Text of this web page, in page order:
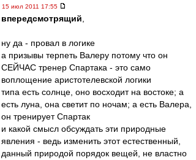
15 июл 2011 17:55
впередсмотрящий
ну да - провал в логике
а призывы терпеть Валеру потому что он
СЕЙЧАС тренер Спартака - это само
воплощение аристотелевской логики
типа есть солнце, оно восходит на востоке; а
есть луна, она светит по ночам; а есть Валера,
он тренирует Спартак
и какой смысл обсуждать эти природные
явления - ведь изменить этот естественный,
данный природой порядок вещей, не властно